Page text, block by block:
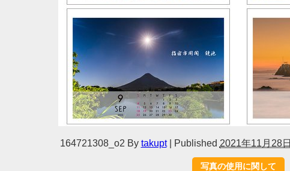
164721308_o2 By takupt Published 2021年11月28日
写真の使用に関して